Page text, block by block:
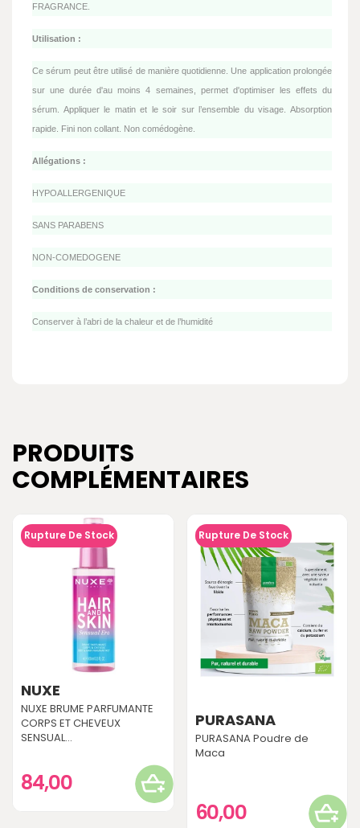
FRAGRANCE.
Utilisation :
Ce sérum peut être utilisé de manière quotidienne. Une application prolongée
sur une durée d'au moins 4 semaines, permet d'optimiser les effets du
sérum. Appliquer le matin et le soir sur l’ensemble du visage. Absorption
rapide. Fini non collant. Non comédogène.
Allégations :
HYPOALLERGENIQUE
SANS PARABENS
NON-COMEDOGENE
Conditions de conservation :
Conserver à l’abri de la chaleur et de l’humidité
PRODUITS
COMPLÉMENTAIRES
Rupture De Stock
NUXE
NUXE BRUME PARFUMANTE
CORPS ET CHEVEUX
SENSUAL...
84,00
Rupture De Stock
PURASANA
PURASANA Poudre de
Maca
60,00